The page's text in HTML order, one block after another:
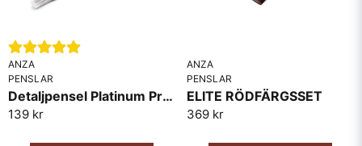
ANZA
PENSLAR
Detaljpensel Platinum Precision Anza
139 kr
ANZA
PENSLAR
ELITE RÖDFÄRGSSET
369 kr